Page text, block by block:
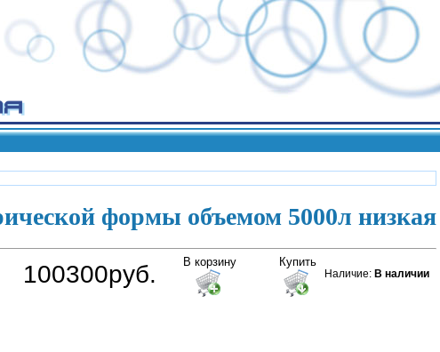
формы объемом 5000л низкая
100300руб. В корзину Купить
Наличие: В наличии